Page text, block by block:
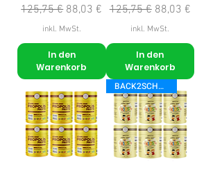
Standardpreis
125,75 € Sale-Preis
88,03 €
inkl. MwSt.
In den
Warenkorb
Standardpreis
125,75 € Sale-Preis
88,03 €
inkl. MwSt.
In den
Warenkorb
BACK2SCHOOL